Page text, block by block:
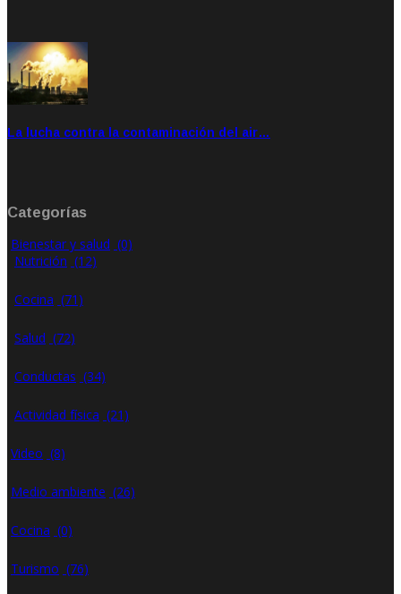
La lucha contra la contaminación del air…
Categorías
Bienestar y salud (0)
Nutrición (12)
Cocina (71)
Salud (72)
Conductas (34)
Actividad física (21)
Video (8)
Medio ambiente (26)
Cocina (0)
Turismo (76)